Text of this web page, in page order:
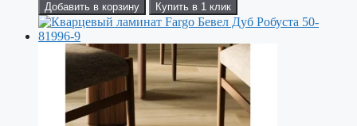
Добавить в корзину
Купить в 1 клик